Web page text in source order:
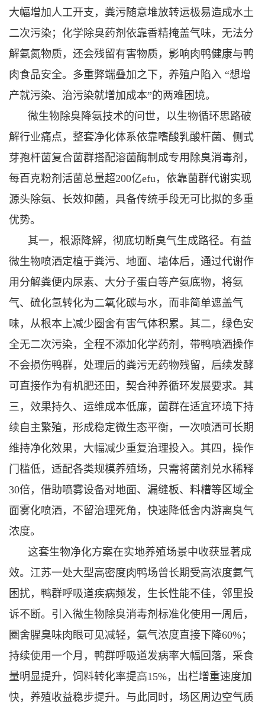
大幅增加人工开支，粪污随意堆放转运极易造成水土
二次污染；化学除臭药剂依靠香精掩盖气味，无法分
解氨氮物质，还会残留有害物质，影响肉鸭健康与鸭
肉食品安全。多重弊端叠加之下，养殖户陷入 “想增
产就污染、治污染就增加成本”的两难困境。
微生物除臭降氨技术的问世，以生物循环思路破
解行业痛点，整套净化体系依靠嗜酸乳酸杆菌、侧式
芽孢杆菌复合菌群搭配溶菌酶制成专用除臭消毒剂，
每百克粉剂活菌总量超200亿efu，依靠菌群代谢实现
源头除氨、长效抑菌，具备传统手段无可比拟的多重
优势。
其一，根源降解，彻底切断臭气生成路径。有益
微生物喷洒定植于粪污、地面、墙体后，通过代谢作
用分解粪便内尿素、大分子蛋白等产氨底物，将氨
气、硫化氢转化为二氧化碳与水，而非简单遮盖气
味，从根本上减少圈舍有害气体积累。其二，绿色安
全无二次污染，全程不添加化学药剂，带鸭喷洒操作
不会损伤鸭群，处理后的粪污无药物残留，后续发酵
可直接作为有机肥还田，契合种养循环发展要求。其
三，效果持久、运维成本低廉，菌群在适宜环境下持
续自主繁殖，形成稳定微生态平衡，一次喷洒可长期
维持净化效果，大幅减少重复治理投入。其四，操作
门槛低，适配各类规模养殖场，只需将菌剂兑水稀释
30倍，借助喷雾设备对地面、漏缝板、料槽等区域全
面雾化喷洒，不留治理死角，快速降低舍内游离臭气
浓度。
这套生物净化方案在实地养殖场景中收获显著成
效。江苏一处大型高密度肉鸭场曾长期受高浓度氨气
困扰，鸭群呼吸道疾病频发，生长性能不佳，邻里投
诉不断。引入微生物除臭消毒剂标准化使用一周后，
圈舍腥臭味肉眼可见减轻，氨气浓度直接下降60%；
持续使用一个月，鸭群呼吸道发病率大幅回落，采食
量明显提升，饲料转化率提高15%，出栏增重速度加
快，养殖收益稳步提升。与此同时，场区周边空气质